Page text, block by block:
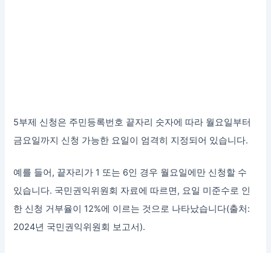
5부제 신청은 주민등록번호 끝자리 숫자에 따라 월요일부터
금요일까지 신청 가능한 요일이 엄격히 지정되어 있습니다.
예를 들어, 끝자리가 1 또는 6인 경우 월요일에만 신청할 수
있습니다. 국민권익위원회 자료에 따르면, 요일 미준수로 인
한 신청 거부율이 12%에 이르는 것으로 나타났습니다(출처:
2024년 국민권익위원회 보고서).